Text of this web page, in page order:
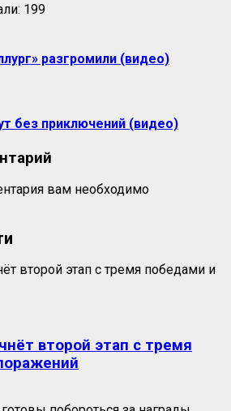
199
разгромили (видео)
без приключений (видео)
вам необходимо
второй этап с тремя